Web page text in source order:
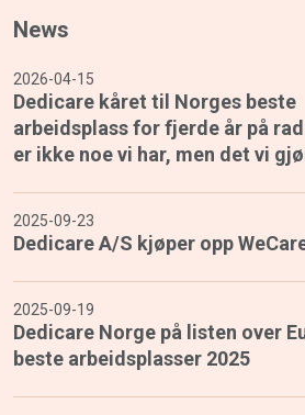
News
2026-04-15
Dedicare kåret til Norges beste
arbeidsplass for fjerde år på
er ikke noe vi har, men det vi
2025-09-23
Dedicare A/S kjøper opp
2025-09-19
Dedicare Norge på listen over
beste arbeidsplasser 2025